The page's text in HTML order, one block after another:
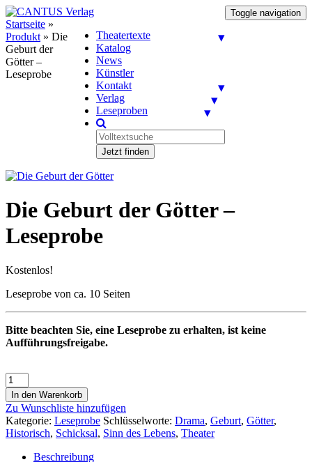
Toggle navigation
Theatertexte
Katalog
News
Künstler
Kontakt
Verlag
Leseproben
Jetzt finden
Startseite »
Produkt » Die
Geburt der
Götter –
Leseprobe
Die Geburt der Götter –
Leseprobe
Kostenlos!
Leseprobe von ca. 10 Seiten
Bitte beachten Sie, eine Leseprobe zu erhalten, ist keine
Aufführungsfreigabe.
In den Warenkorb
Zu Wunschliste hinzufügen
Kategorie: Leseprobe Schlüsselworte: Drama, Geburt, Götter,
Historisch, Schicksal, Sinn des Lebens, Theater
Beschreibung